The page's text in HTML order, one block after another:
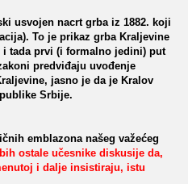
usvojen nacrt grba iz 1882. koji
To je prikaz grba Kraljevine
i tada prvi (i formalno jedini) put
predviđaju uvođenje
jasno je da je Kralov
Srbije.
emblazona našeg važećeg
ostale učesnike diskusije da,
i dalje insistiraju, istu